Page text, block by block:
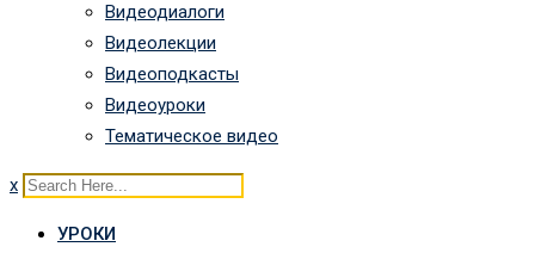
Видеодиалоги
Видеолекции
Видеоподкасты
Видеоуроки
Тематическое видео
x
УРОКИ